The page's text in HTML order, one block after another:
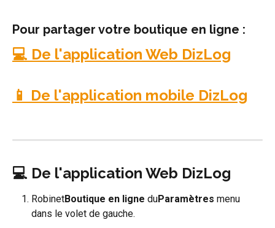
Pour partager votre boutique en ligne :
💻 De l'application Web DizLog
📱 De l'application mobile DizLog
💻 De l'application Web DizLog
RobinetBoutique en ligne duParamètres menu
dans le volet de gauche.